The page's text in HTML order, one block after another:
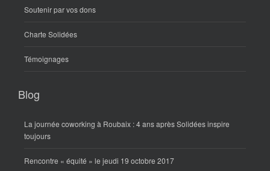
Soutenir par vos dons
Charte Solidées
Témoignages
Blog
La journée coworking à Roubaix : 4 ans après Solidées inspire
toujours
Rencontre « équité » le jeudi 19 octobre 2017